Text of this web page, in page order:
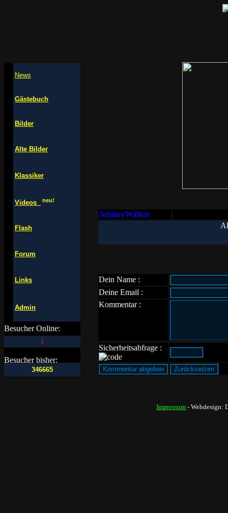
News
Gästebuch
Bilder
Alte Bilder
Klassiker
Videos neu!
Flash
Forum
Links
Admin
Besucher Online:
1
Besucher bisher:
346665
JohnnyWalker
Dein Name :
Deine Email :
Kommentar :
Sicherheitsabfrage :
Impressum - Webdesign: